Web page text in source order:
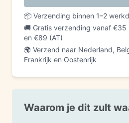
📦 Verzending binnen 1–2
🚚 Gratis verzending vanaf €35
en €89 (AT)
🌍 Verzend naar Nederland,
Frankrijk en Oostenrijk
Waarom je dit zult